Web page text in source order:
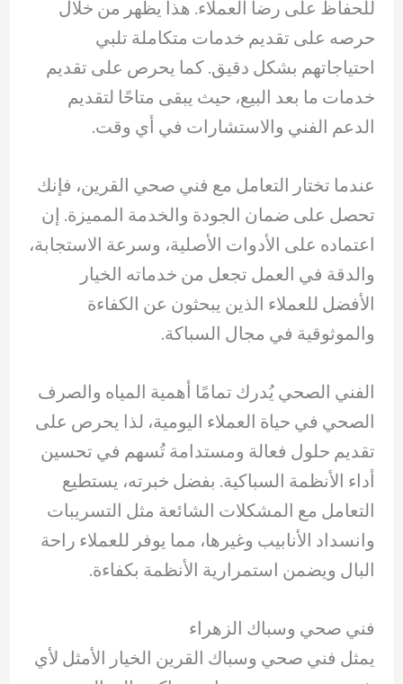
للحفاظ على رضا العملاء. هذا يظهر من خلال
حرصه على تقديم خدمات متكاملة تلبي
احتياجاتهم بشكل دقيق. كما يحرص على تقديم
خدمات ما بعد البيع، حيث يبقى متاحًا لتقديم
الدعم الفني والاستشارات في أي وقت.
عندما تختار التعامل مع فني صحي القرين، فإنك
تحصل على ضمان الجودة والخدمة المميزة. إن
اعتماده على الأدوات الأصلية، وسرعة الاستجابة،
والدقة في العمل تجعل من خدماته الخيار
الأفضل للعملاء الذين يبحثون عن الكفاءة
والموثوقية في مجال السباكة.
الفني الصحي يُدرك تمامًا أهمية المياه والصرف
الصحي في حياة العملاء اليومية، لذا يحرص على
تقديم حلول فعالة ومستدامة تُسهم في تحسين
أداء الأنظمة السباكية. بفضل خبرته، يستطيع
التعامل مع المشكلات الشائعة مثل التسريبات
وانسداد الأنابيب وغيرها، مما يوفر للعملاء راحة
البال ويضمن استمرارية الأنظمة بكفاءة.
فني صحي وسباك الزهراء
يمثل فني صحي وسباك القرين الخيار الأمثل لأي